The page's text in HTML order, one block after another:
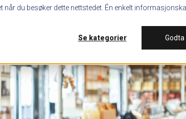
du besøker dette nettstedet. Én enkelt
Se kategorier Godta